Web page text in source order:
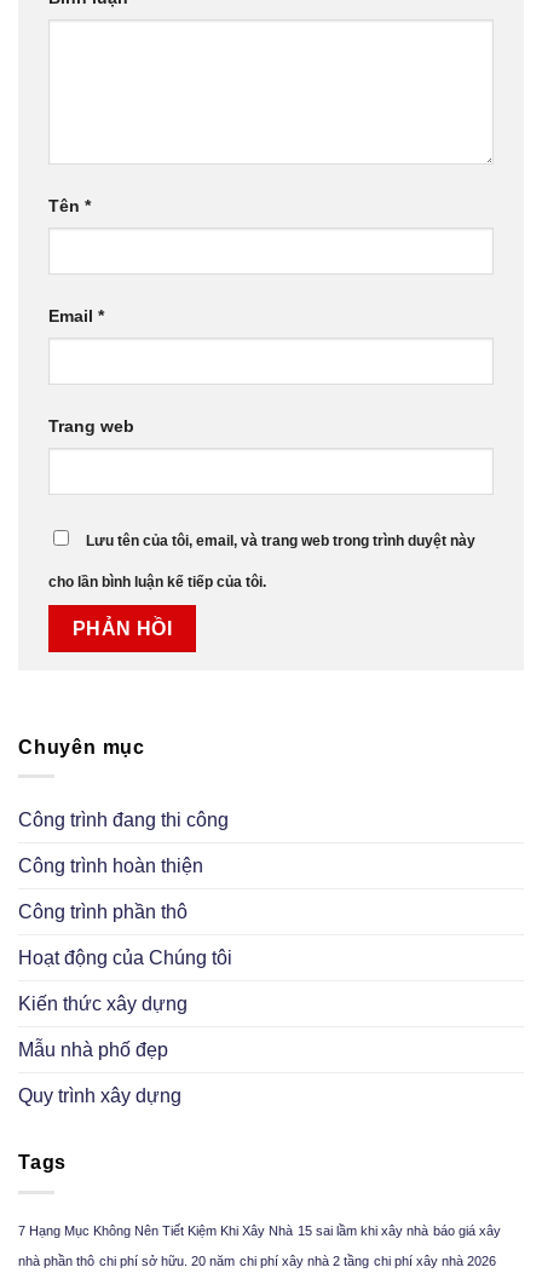
Tên *
Email *
Trang web
Lưu tên của tôi, email, và trang web trong trình duyệt này
cho lần bình luận kế tiếp của tôi.
Chuyên mục
Công trình đang thi công
Công trình hoàn thiện
Công trình phần thô
Hoạt động của Chúng tôi
Kiến thức xây dựng
Mẫu nhà phố đẹp
Quy trình xây dựng
Tags
7 Hạng Mục Không Nên Tiết Kiệm Khi Xây Nhà 15 sai lầm khi xây nhà báo giá xây
nhà phần thô chi phí sở hữu. 20 năm chi phí xây nhà 2 tầng chi phí xây nhà 2026